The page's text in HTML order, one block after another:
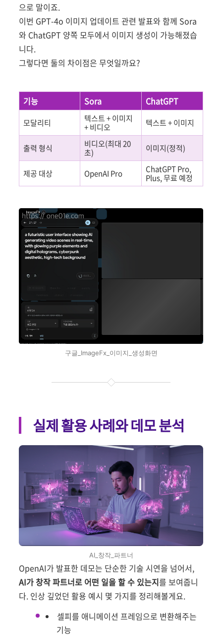
으로 말이죠.
이번 GPT-4o 이미지 업데이트 관련 발표와 함께 Sora
와 ChatGPT 양쪽 모두에서 이미지 생성이 가능해졌습
니다.
그렇다면 둘의 차이점은 무엇일까요?
기능 Sora ChatGPT
모달리티
텍스트 + 이미지
+ 비디오
텍스트 + 이미지
출력 형식
비디오(최대 20
초)
이미지(정적)
제공 대상 OpenAI Pro
ChatGPT Pro,
Plus, 무료 예정
구글_ImageFx_이미지_생성화면
실제 활용 사례와 데모 분석
AI_창작_파트너
OpenAI가 발표한 데모는 단순한 기술 시연을 넘어서,
AI가 창작 파트너로 어떤 일을 할 수 있는지를 보여줍니
다. 인상 깊었던 활용 예시 몇 가지를 정리해볼게요.
셀피를 애니메이션 프레임으로 변환해주는
기능